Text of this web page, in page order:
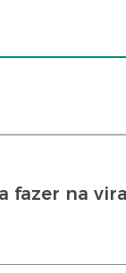
fazer na